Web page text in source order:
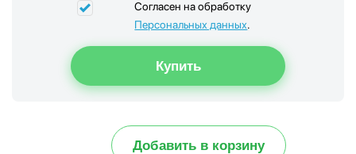
Согласен на обработку
Персональных данных.
Добавить в корзину